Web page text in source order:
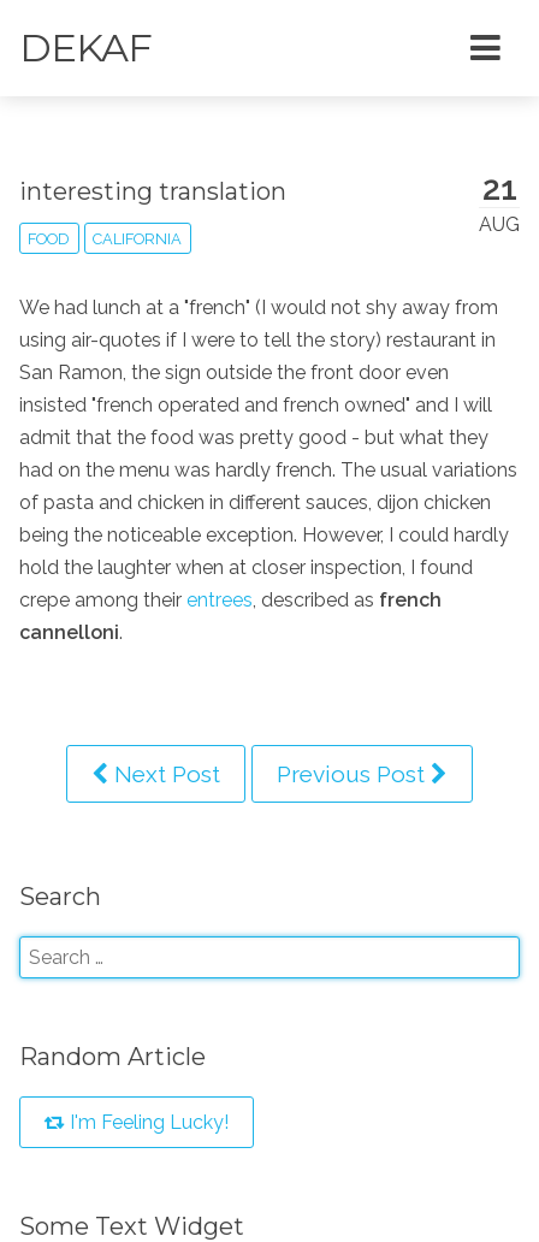
DEKAF
21
AUG
interesting translation
FOOD CALIFORNIA
We had lunch at a "french" (I would not shy away from
using air-quotes if I were to tell the story) restaurant in
San Ramon, the sign outside the front door even
insisted "french operated and french owned" and I will
admit that the food was pretty good - but what they
had on the menu was hardly french. The usual variations
of pasta and chicken in different sauces, dijon chicken
being the noticeable exception. However, I could hardly
hold the laughter when at closer inspection, I found
crepe among their entrees , described as french
cannelloni.
Next Post Previous Post
Search
Random Article
I'm Feeling Lucky!
Some Text Widget